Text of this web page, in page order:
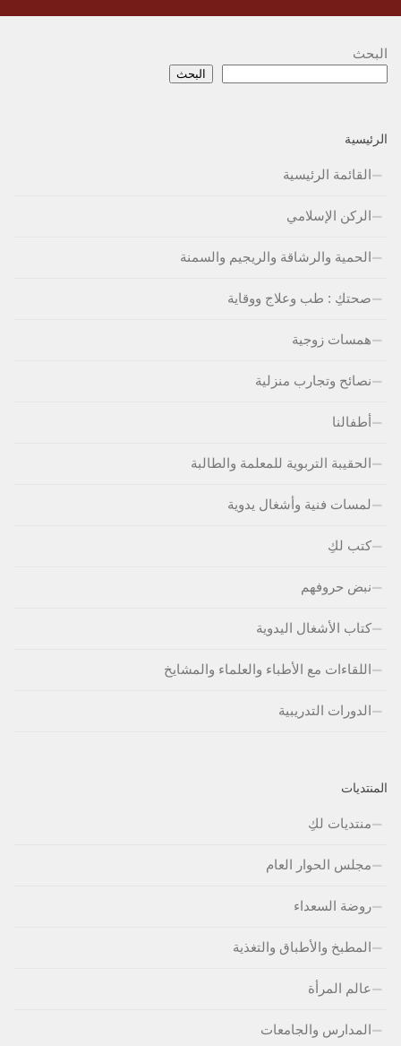
البحث
البحث
الرئيسية
القائمة الرئيسية
الركن الإسلامي
الحمية والرشاقة والريجيم والسمنة
صحتكِ : طب وعلاج ووقاية
همسات زوجية
نصائح وتجارب منزلية
أطفالنا
الحقيبة التربوية للمعلمة والطالبة
لمسات فنية وأشغال يدوية
كتب لكِ
نبض حروفهم
كتاب الأشغال اليدوية
اللقاءات مع الأطباء والعلماء والمشايخ
الدورات التدريبية
المنتديات
منتديات لكِ
مجلس الحوار العام
روضة السعداء
المطبخ والأطباق والتغذية
عالم المرأة
المدارس والجامعات